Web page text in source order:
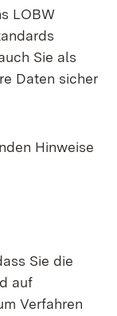
LOBW
Sie als
Daten sicher
Hinweise
Sie die
auf
Verfahren